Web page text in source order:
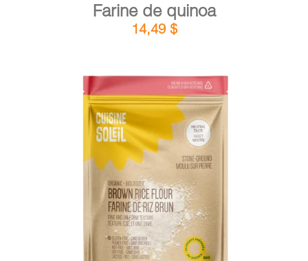
Farine de quinoa
14,49 $
AJOUTER AU PANIER DÉTAILS